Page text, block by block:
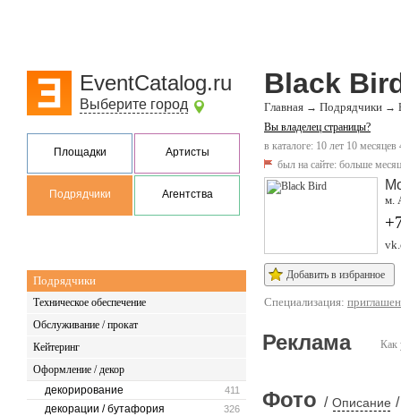
EventCatalog.ru
Выберите город
Площадки Артисты
Подрядчики Агентства
Подрядчики
Техническое обеспечение
Обслуживание / прокат
Кейтеринг
Оформление / декор
411
декорирование
326
декорации / бутафория
Black
Главная → Подрядчики →
Вы владелец страницы?
в каталоге: 10 лет 10 месяцев
был на сайте: больше
м.
Добавить в избранное
Специализация:
Как
Реклама
Фото / Описание /